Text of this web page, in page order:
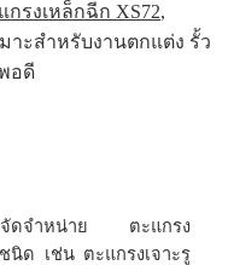
กรงเหล็กฉีก XS72,
มาะสำหรับงานตกแต่ง รั้ว
อดี
ะจัดจำหน่าย ตะแกรง
นิด เช่น ตะแกรงเจาะรู